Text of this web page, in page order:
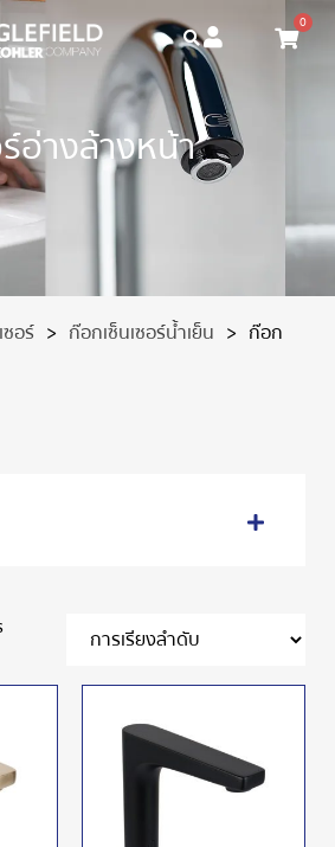
0
อ่างล้างหน้า
อร์ > ก๊อกเซ็นเซอร์น้ำเย็น > ก๊อก